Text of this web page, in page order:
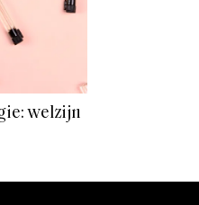
welzijn